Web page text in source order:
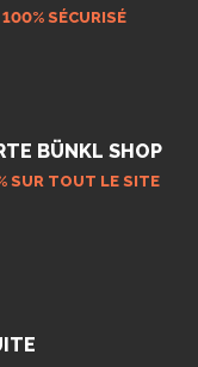
100% SÉCURISÉ
BÜNKL SHOP
SUR TOUT LE SITE